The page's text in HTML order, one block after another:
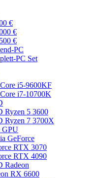
€
€
€
PC
PC Set
i5-9600KF
i7-10700K
Ryzen 5 3600
Ryzen 7 3700X
GPU
GeForce
RTX 3070
RTX 4090
Radeon
RX 6600